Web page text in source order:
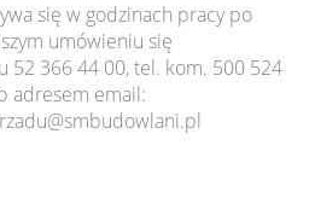
się w godzinach pracy po
umówieniu się
366 44 00, tel. kom. 500 524
adresem email: